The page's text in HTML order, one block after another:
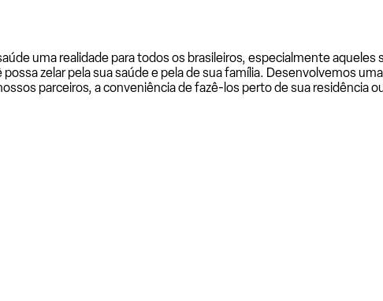
uma realidade para todos os brasileiros, especialmente
zelar pela sua saúde e pela de sua família. Desenvolvemos
parceiros, a conveniência de fazê-los perto de sua residência